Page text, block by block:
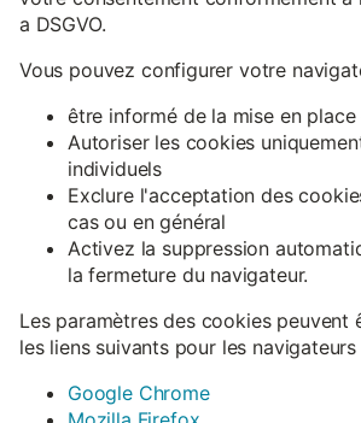
a DSGVO.
Vous pouvez configurer votre
être informé de la mise en
Autoriser les cookies
individuels
Exclure l'acceptation des
cas ou en général
Activez la suppression
la fermeture du navigateur.
Les paramètres des cookies peuvent
les liens suivants pour les
Google Chrome